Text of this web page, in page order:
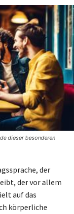
dieser besonderen
der
der vor allem
auf das
körperliche